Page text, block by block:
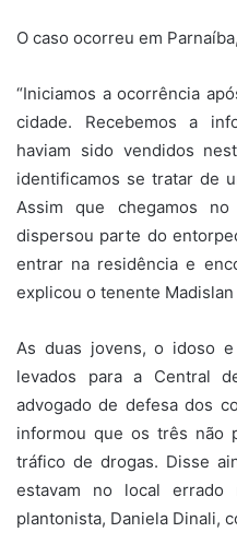
O caso ocorreu em
“Iniciamos a ocorrência
cidade. Recebemos a
haviam sido vendidos
identificamos se tratar de
Assim que chegamos
dispersou parte do
entrar na residência e
explicou o tenente Madislan
As duas jovens, o idoso
levados para a Central
advogado de defesa dos
informou que os três não
tráfico de drogas. Disse
estavam no local errado
plantonista, Daniela Dinali,